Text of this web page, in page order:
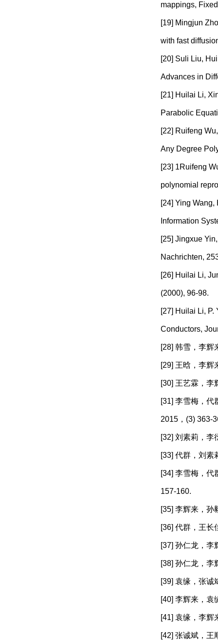
mappings,
[19] Mingjun
with fast
[20] Suli Liu,
Advances in
[21] Huilai Li,
Parabolic
[22] Ruifeng
Any Degree
[23] 1Ruifeng
polynomial
[24] Ying
Information
[25] Jingxue
Nachrichten,
[26] Huilai Li,
(2000), 96-98.
[27] Huilai Li, P.
Conductors,
[28] 韩雪，李辉
[29] 王晗，李辉
[30] 王艺霖，李
[31] 李雪梅，代
2015，(3) 363-
[32] 刘素莉，李
[33] 代群，刘素
[34] 李雪梅，代
157-160.
[35] 李辉来，孙
[36] 代群，王长
[37] 孙仁龙，李
[38] 孙仁龙，李
[39] 袁缘，张诚
[40] 李辉来，袁
[41] 袁缘，李辉
[42] 张诚斌，王